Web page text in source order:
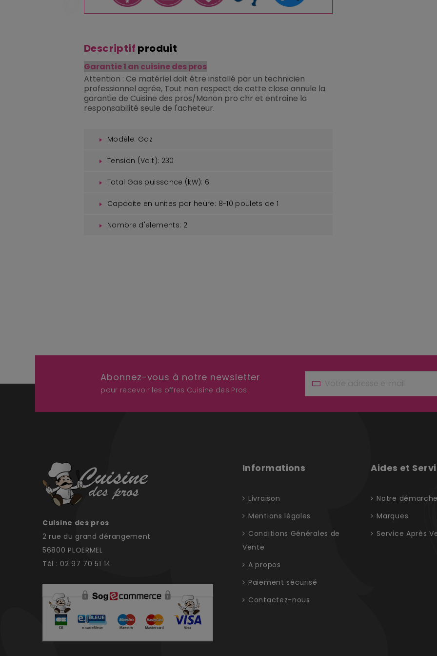
Descriptif produit
Garantie 1 an cuisine des pros
Attention : Ce matériel doit être installé par un technicien
professionnel agrée, Tout non respect de cette close annule la
garantie de Cuisine des pros/Manon pro chr et entraine la
responsabilité seule de l'acheteur.
Modèle: Gaz
Tension (Volt): 230
Total Gas puissance (kW): 6
Capacite en unites par heure: 8-10 poulets de 1
Nombre d'elements: 2
Abonnez-vous à notre newsletter
pour recevoir les offres Cuisine des Pros
Cuisine des pros
2 rue du grand dérangement
56800 PLOERMEL
Tél : 02 97 70 51 14
Informations
Livraison
Mentions légales
Conditions Générales de
Vente
A propos
Paiement sécurisé
Contactez-nous
Aides et
Notre
Marques
Service Après